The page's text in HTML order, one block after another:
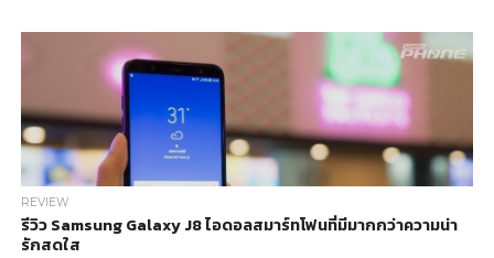
REVIEW
รีวิว Samsung Galaxy J8 ไอดอลสมาร์ทโฟนที่มีมากกว่าความน่า
รักสดใส